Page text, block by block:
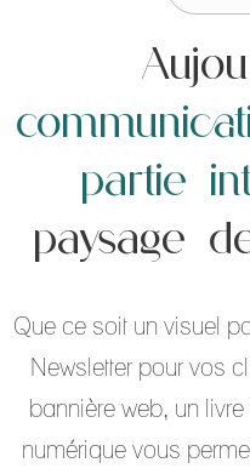
partie
paysage
Que ce soit un visuel
Newsletter pour vos
bannière web, un
numérique vous